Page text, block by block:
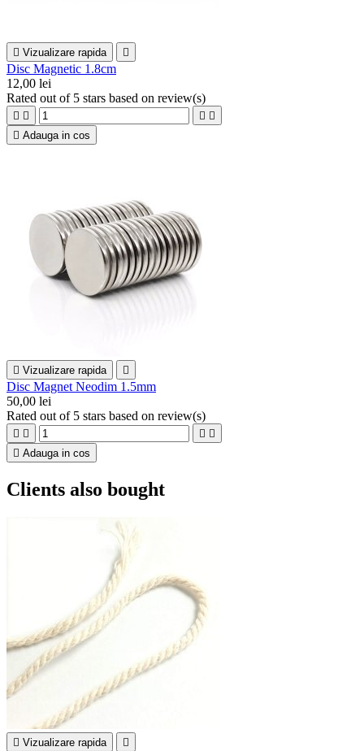
 Vizualizare rapida 
Disc Magnetic 1.8cm
12,00 lei
Rated out of 5 stars based on review(s)
   
 Adauga in cos
 Vizualizare rapida 
Disc Magnet Neodim 1.5mm
50,00 lei
Rated out of 5 stars based on review(s)
   
 Adauga in cos
Clients also bought
 Vizualizare rapida 